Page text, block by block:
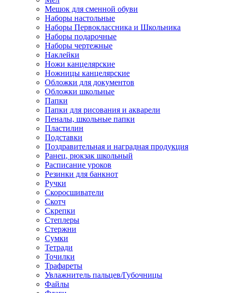
Мешок для сменной обуви
Наборы настольные
Наборы Первоклассника и Школьника
Наборы подарочные
Наборы чертежные
Наклейки
Ножи канцелярские
Ножницы канцелярские
Обложки для документов
Обложки школьные
Папки
Папки для рисования и акварели
Пеналы, школьные папки
Пластилин
Подставки
Поздравительная и наградная продукция
Ранец, рюкзак школьный
Расписание уроков
Резинки для банкнот
Ручки
Скоросшиватели
Скотч
Скрепки
Степлеры
Стержни
Сумки
Тетради
Точилки
Трафареты
Увлажнитель пальцев/Губочницы
Файлы